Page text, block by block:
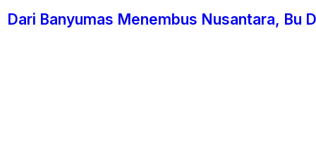
Dari Banyumas Menembus Nusantara, Bu